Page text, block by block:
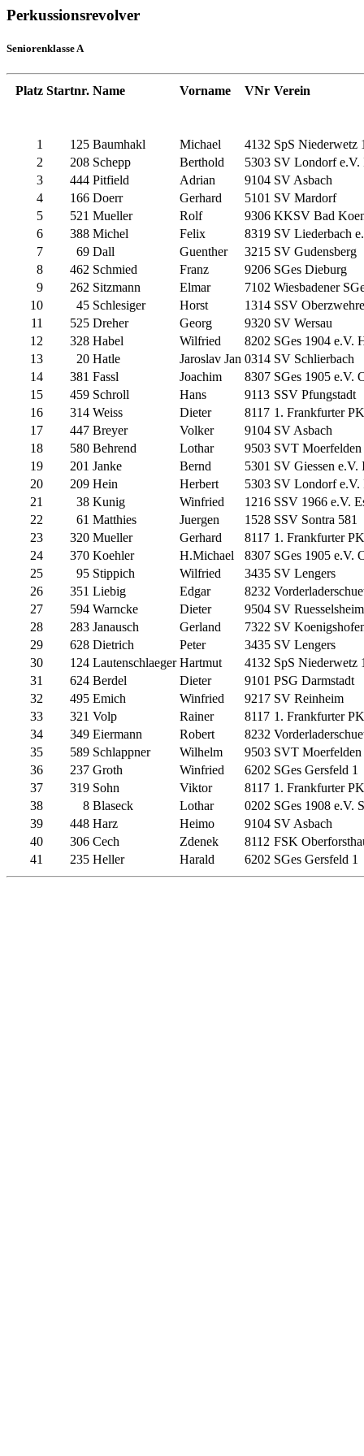
Perkussionsrevolver
Seniorenklasse A
Platz Startnr. Name Vorname VNr Verein
1 125 Baumhakl Michael 4132 SpS Niederwetz
2
208 Schepp Berthold 5303 SV Londorf e.V.
3
444 Pitfield Adrian 9104 SV Asbach
4
166 Doerr Gerhard 5101 SV Mardorf
5
521 Mueller Rolf 9306 KKSV Bad
6
388 Michel Felix 8319 SV Liederbach
7
69 Dall Guenther 3215 SV Gudensberg
8
462 Schmied Franz 9206 SGes Dieburg
9
262 Sitzmann Elmar 7102 Wiesbadener
10
45 Schlesiger Horst 1314 SSV
11
525 Dreher Georg 9320 SV Wersau
12
328 Habel Wilfried 8202 SGes 1904 e.V.
13
20 Hatle Jaroslav Jan 0314 SV Schlierbach
14
381 Fassl Joachim 8307 SGes 1905 e.V.
15
459 Schroll Hans 9113 SSV Pfungstadt
16
314 Weiss Dieter 8117 1. Frankfurter PK
17
447 Breyer Volker 9104 SV Asbach
18
580 Behrend Lothar 9503 SVT Moerfelden
19
201 Janke Bernd 5301 SV Giessen e.V.
20
209 Hein Herbert 5303 SV Londorf e.V.
21
38 Kunig Winfried 1216 SSV 1966 e.V.
22
61 Matthies Juergen 1528 SSV Sontra 581
23
320 Mueller Gerhard 8117 1. Frankfurter PK
24
370 Koehler H.Michael 8307 SGes 1905 e.V.
25
95 Stippich Wilfried 3435 SV Lengers
26
351 Liebig Edgar 8232
27
594 Warncke Dieter 9504 SV Ruesselsheim
28
283 Janausch Gerland 7322 SV
29
628 Dietrich Peter 3435 SV Lengers
30
124 Lautenschlaeger Hartmut 4132 SpS Niederwetz
31
624 Berdel Dieter 9101 PSG Darmstadt
32
495 Emich Winfried 9217 SV Reinheim
33
321 Volp Rainer 8117 1. Frankfurter PK
34
349 Eiermann Robert 8232
35
589 Schlappner Wilhelm 9503 SVT Moerfelden
36
237 Groth Winfried 6202 SGes Gersfeld 1
37
319 Sohn Viktor 8117 1. Frankfurter PK
38
8 Blaseck Lothar 0202 SGes 1908 e.V.
39
448 Harz Heimo 9104 SV Asbach
40
306 Cech Zdenek 8112 FSK
41
235 Heller Harald 6202 SGes Gersfeld 1